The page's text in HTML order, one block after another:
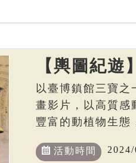
【輿圖紀
以臺博鎮館三寶
畫影片，以高質感
豐富的動植物生態
活動時間